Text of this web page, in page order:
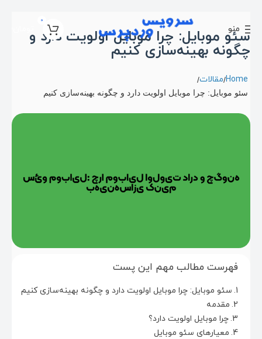
منو
0
سئو موبایل: چرا موبایل اولویت دارد و
چگونه بهینه‌سازی کنیم
Home مقالات
سئو موبایل: چرا موبایل اولویت دارد و چگونه بهینه‌سازی کنیم
فهرست مطالب مهم این پست
سئو موبایل: چرا موبایل اولویت دارد و چگونه بهینه‌سازی کنیم
مقدمه
چرا موبایل اولویت دارد؟
معیارهای سئو موبایل